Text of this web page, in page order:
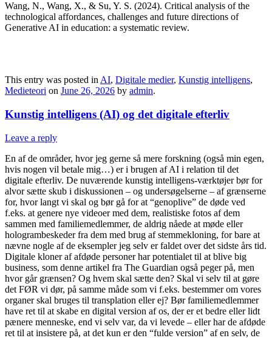
Wang, N., Wang, X., & Su, Y. S. (2024). Critical analysis of the
technological affordances, challenges and future directions of
Generative AI in education: a systematic review.
This entry was posted in AI, Digitale medier, Kunstig intelligens,
Medieteori on June 26, 2026 by admin.
Kunstig intelligens (AI) og det digitale efterliv
Leave a reply
En af de områder, hvor jeg gerne så mere forskning (også min egen,
hvis nogen vil betale mig…) er i brugen af AI i relation til det
digitale efterliv. De nuværende kunstig intelligens-værktøjer bør for
alvor sætte skub i diskussionen – og undersøgelserne – af grænserne
for, hvor langt vi skal og bør gå for at “genoplive” de døde ved
f.eks. at genere nye videoer med dem, realistiske fotos af dem
sammen med familiemedlemmer, de aldrig nåede at møde eller
hologrambeskeder fra dem med brug af stemmekloning, for bare at
nævne nogle af de eksempler jeg selv er faldet over det sidste års tid.
Digitale kloner af afdøde personer har potentialet til at blive big
business, som denne artikel fra The Guardian også peger på, men
hvor går grænsen? Og hvem skal sætte den? Skal vi selv til at gøre
det FØR vi dør, på samme måde som vi f.eks. bestemmer om vores
organer skal bruges til transplation eller ej? Bør familiemedlemmer
have ret til at skabe en digital version af os, der er et bedre eller lidt
pænere menneske, end vi selv var, da vi levede – eller har de afdøde
ret til at insistere på, at det kun er den “fulde version” af en selv, de